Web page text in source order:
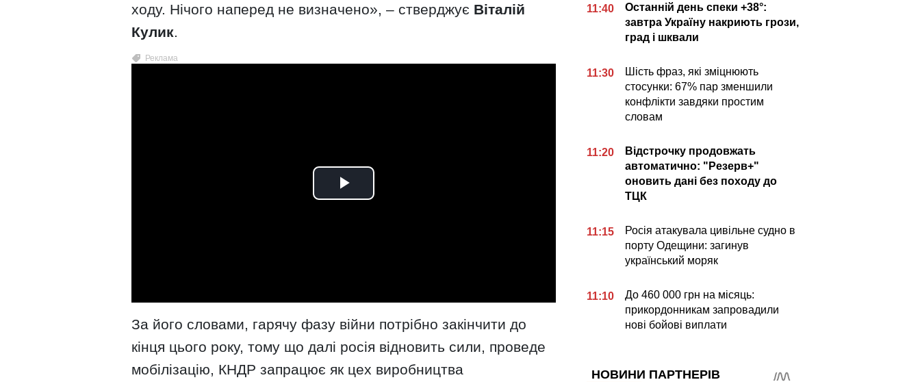
ходу. Нічого наперед не визначено», – стверджує Віталій
Кулик.
За його словами, гарячу фазу війни потрібно закінчити до
кінця цього року, тому що далі росія відновить сили, проведе
мобілізацію, КНДР запрацює як цех виробництва
11:40
Останній день спеки +38°:
завтра Україну накриють грози,
град і шквали
11:30
Шість фраз, які зміцнюють
стосунки: 67% пар зменшили
конфлікти завдяки простим
словам
11:20
Відстрочку продовжать
автоматично: "Резерв+"
оновить дані без походу до
ТЦК
11:15
Росія атакувала цивільне судно в
порту Одещини: загинув
український моряк
11:10
До 460 000 грн на місяць:
прикордонникам запровадили
нові бойові виплати
НОВИНИ ПАРТНЕРІВ